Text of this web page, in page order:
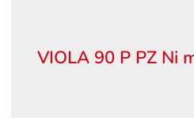
VIOLA 90 P PZ Ni